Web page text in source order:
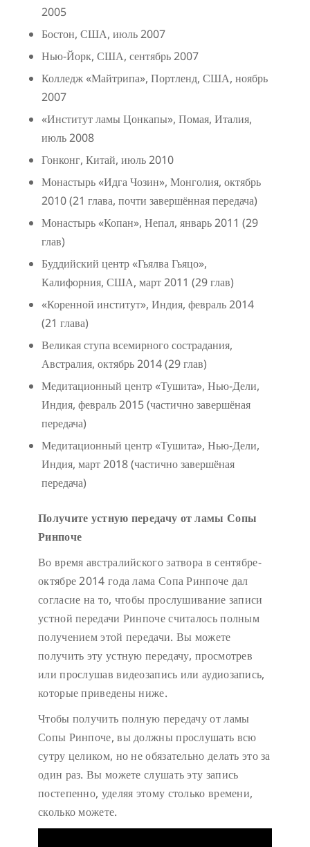
2005
Бостон, США, июль 2007
Нью-Йорк, США, сентябрь 2007
Колледж «Майтрипа», Портленд, США, ноябрь
2007
«Институт ламы Цонкапы», Помая, Италия,
июль 2008
Гонконг, Китай, июль 2010
Монастырь «Идга Чозин», Монголия, октябрь
2010 (21 глава, почти завершённая передача)
Монастырь «Копан», Непал, январь 2011 (29
глав)
Буддийский центр «Гьялва Гьяцо»,
Калифорния, США, март 2011 (29 глав)
«Коренной институт», Индия, февраль 2014
(21 глава)
Великая ступа всемирного сострадания,
Австралия, октябрь 2014 (29 глав)
Медитационный центр «Тушита», Нью-Дели,
Индия, февраль 2015 (частично завершёная
передача)
Медитационный центр «Тушита», Нью-Дели,
Индия, март 2018 (частично завершёная
передача)
Получите устную передачу от ламы Сопы
Ринпоче
Во время австралийского затвора в сентябре-
октябре 2014 года лама Сопа Ринпоче дал
согласие на то, чтобы прослушивание записи
устной передачи Ринпоче считалось полным
получением этой передачи. Вы можете
получить эту устную передачу, просмотрев
или прослушав видеозапись или аудиозапись,
которые приведены ниже.
Чтобы получить полную передачу от ламы
Сопы Ринпоче, вы должны прослушать всю
сутру целиком, но не обязательно делать это за
один раз. Вы можете слушать эту запись
постепенно, уделяя этому столько времени,
сколько можете.